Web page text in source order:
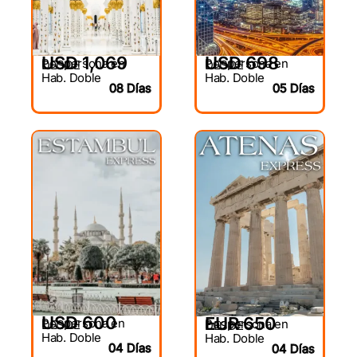
DESDE
USD 1,069
Por persona en
Hab. Doble
08 Días
DESDE
USD 698
Por persona en
Hab. Doble
05 Días
DESDE
USD 600
Por persona en
Hab. Doble
04 Días
DESDE
EUR 650
Por persona en
Hab. Doble
04 Días